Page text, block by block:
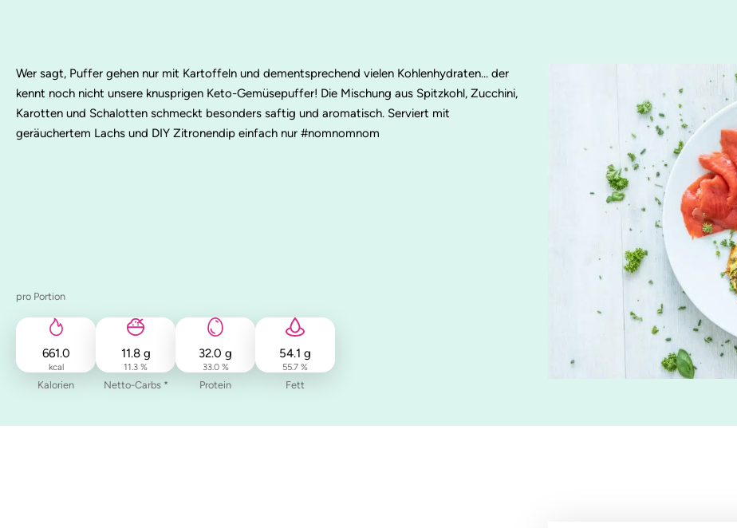
Wer sagt, Puffer gehen nur mit Kartoffeln und dementsprechend vielen Kohlenhydraten… der
kennt noch nicht unsere knusprigen Keto-Gemüsepuffer! Die Mischung aus Spitzkohl, Zucchini,
Karotten und Schalotten schmeckt besonders saftig und aromatisch. Serviert mit
geräuchertem Lachs und DIY Zitronendip einfach nur #nomnomnom
pro Portion
661.0
kcal
Kalorien
11.8 g
11.3 %
Netto-Carbs *
32.0 g
33.0 %
Protein
54.1 g
55.7 %
Fett